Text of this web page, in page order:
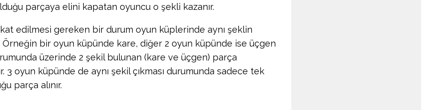
parçaya elini kapatan oyuncu o şekli kazanır.
edilmesi gereken bir durum oyun küplerinde aynı şeklin
Örneğin bir oyun küpünde kare, diğer 2 oyun küpünde ise üçgen
üzerinde 2 şekil bulunan (kare ve üçgen) parça
3 oyun küpünde de aynı şekil çıkması durumunda sadece tek
parça alınır.